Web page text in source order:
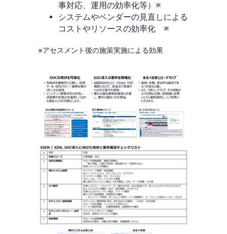
事対応、運用の効率化等）※
システムやベンダーの見直しによる
コストやリソースの効率化 ※
※アセスメント後の施策実施による効果